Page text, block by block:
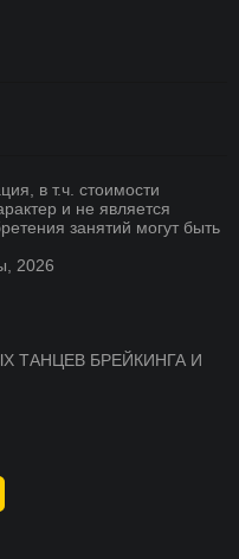
в т.ч. стоимости
и не является
занятий могут быть
2026
ТАНЦЕВ БРЕЙКИНГА И